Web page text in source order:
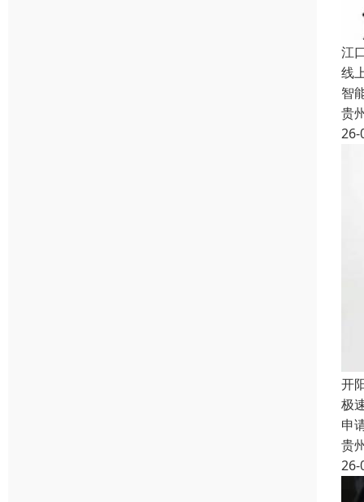
江
线
智
贵
26-
开
极
申
贵
26-